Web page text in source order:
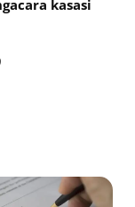
kasasi
Page PagePage